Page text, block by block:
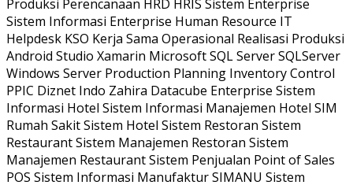
Produksi Perencanaan HRD HRIS Sistem Enterprise
Sistem Informasi Enterprise Human Resource IT
Helpdesk KSO Kerja Sama Operasional Realisasi Produksi
Android Studio Xamarin Microsoft SQL Server SQLServer
Windows Server Production Planning Inventory Control
PPIC Diznet Indo Zahira Datacube Enterprise Sistem
Informasi Hotel Sistem Informasi Manajemen Hotel SIM
Rumah Sakit Sistem Hotel Sistem Restoran Sistem
Restaurant Sistem Manajemen Restoran Sistem
Manajemen Restaurant Sistem Penjualan Point of Sales
POS Sistem Informasi Manufaktur SIMANU Sistem